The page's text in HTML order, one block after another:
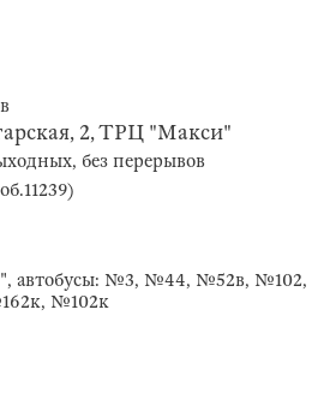
2, ТРЦ "Макси"
без перерывов
автобусы: №3, №44, №52в, №102,
№102к